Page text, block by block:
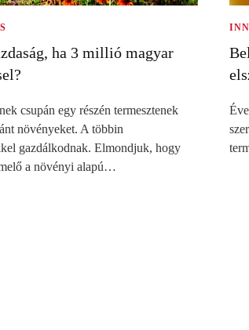
ha 3 millió magyar
csupán egy részén termesztenek
növényeket. A többin
gazdálkodnak. Elmondjuk, hogy
a növényi alapú…